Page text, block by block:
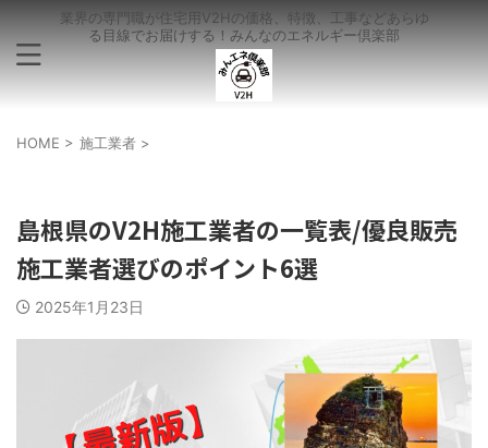
業界の専門職が住宅用V2Hの価格、特徴、工事などあらゆ
る目線でお届けする！みんなのエネルギー倶楽部
HOME > 施工業者 >
島根県のV2H施工業者の一覧表/優良販売
施工業者選びのポイント6選
2025年1月23日